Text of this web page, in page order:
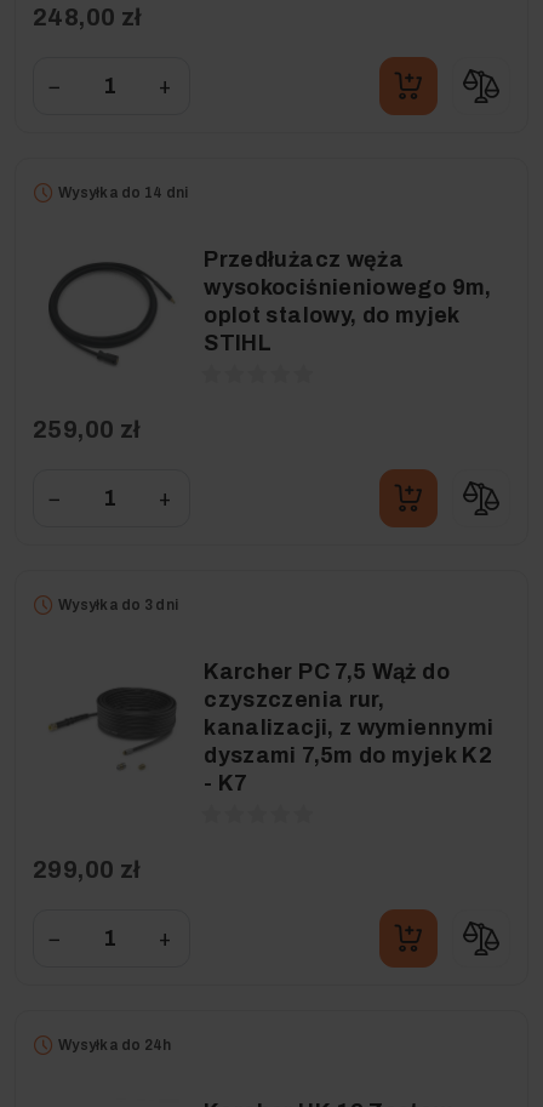
248,00 zł
− +
Wysyłka do 14 dni
Przedłużacz węża
wysokociśnieniowego 9m,
oplot stalowy, do myjek
STIHL
259,00 zł
− +
Wysyłka do 3 dni
Karcher PC 7,5 Wąż do
czyszczenia rur,
kanalizacji, z wymiennymi
dyszami 7,5m do myjek K2
- K7
299,00 zł
− +
Wysyłka do 24h